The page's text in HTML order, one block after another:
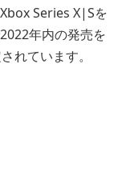
Series X|Sを
年内の発売を
れています。